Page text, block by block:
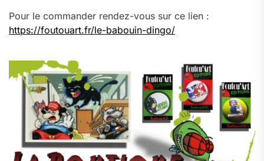
Pour le commander rendez-vous sur ce lien :
https://foutouart.fr/le-babouin-dingo/